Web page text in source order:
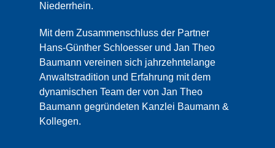
Niederrhein.
Mit dem Zusammenschluss der Partner
Hans-Günther Schloesser und Jan Theo
Baumann vereinen sich jahrzehntelange
Anwaltstradition und Erfahrung mit dem
dynamischen Team der von Jan Theo
Baumann gegründeten Kanzlei Baumann &
Kollegen.